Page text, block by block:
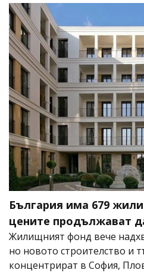
България има 679
цените продължават
Жилищният фонд вече
но новото строителство и
концентрират в София,